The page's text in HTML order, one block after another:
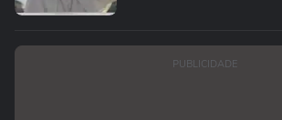
PUBLICIDADE